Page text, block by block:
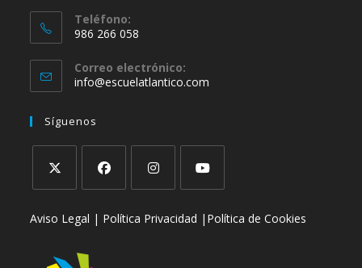
Teléfono:
986 266 058
abre
en
Correo electrónico:
info@escuelatlantico.com
Síguenos
abre
abre
una
abre
abre
Aviso Legal | Política Privacidad | Política de Cookies